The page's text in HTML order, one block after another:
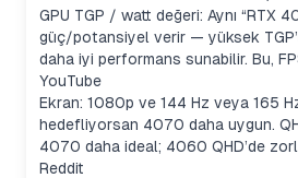
GPU TGP / watt değeri: Aynı “RTX
güç/potansiyel verir — yüksek
daha iyi performans sunabilir. Bu,
YouTube
Ekran: 1080p ve 144 Hz veya 165
hedefliyorsan 4070 daha uygun.
4070 daha ideal; 4060 QHD’de
Reddit